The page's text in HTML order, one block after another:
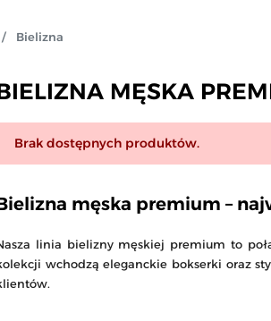
Bielizna
MĘSKA
Brak dostępnych produktów.
męska premium –
linia bielizny męskiej premium to
wchodzą eleganckie bokserki oraz